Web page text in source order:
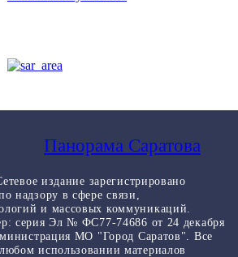
Панорама Саратова
издание зарегистрировано
надзору в сфере связи,
и массовых коммуникаций.
серия Эл № ФС77-74686 от 24 декабря
МО "Город Саратов". Все
использовании материалов